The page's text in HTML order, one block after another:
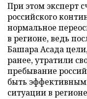
При этом эксперт
российского
нормальное
в регионе, ведь
Башара Асада
ранее, утратили
пребывание
быть
ситуации в